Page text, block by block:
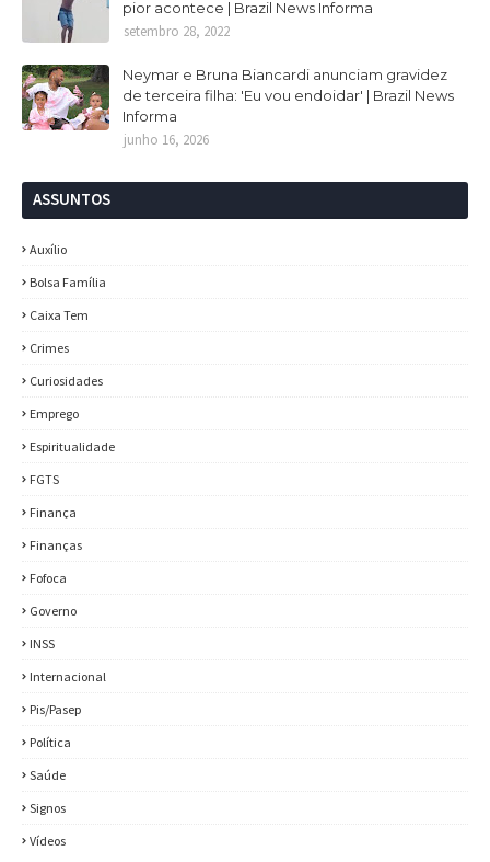
pior acontece | Brazil News Informa
setembro 28, 2022
Neymar e Bruna Biancardi anunciam gravidez
de terceira filha: 'Eu vou endoidar' | Brazil News
Informa
junho 16, 2026
ASSUNTOS
Auxílio
Bolsa Família
Caixa Tem
Crimes
Curiosidades
Emprego
Espiritualidade
FGTS
Finança
Finanças
Fofoca
Governo
INSS
Internacional
Pis/Pasep
Política
Saúde
Signos
Vídeos